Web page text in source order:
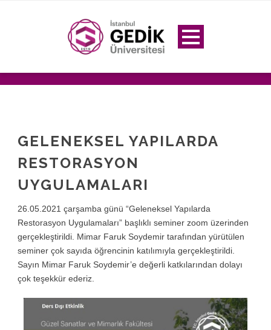
GELENEKSEL YAPILARDA
RESTORASYON
UYGULAMALARI
26.05.2021 çarşamba günü “Geleneksel Yapılarda
Restorasyon Uygulamaları” başlıklı seminer zoom üzerinden
gerçekleştirildi. Mimar Faruk Soydemir tarafından yürütülen
seminer çok sayıda öğrencinin katılımıyla gerçekleştirildi.
Sayın Mimar Faruk Soydemir’e değerli katkılarından dolayı
çok teşekkür ederiz.